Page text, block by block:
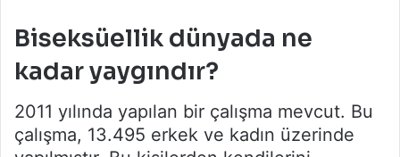
Biseksüellik dünyada ne
kadar yaygındır?
2011 yılında yapılan bir çalışma mevcut. Bu
çalışma, 13.495 erkek ve kadın üzerinde